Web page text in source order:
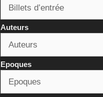
Auteurs
Epoques